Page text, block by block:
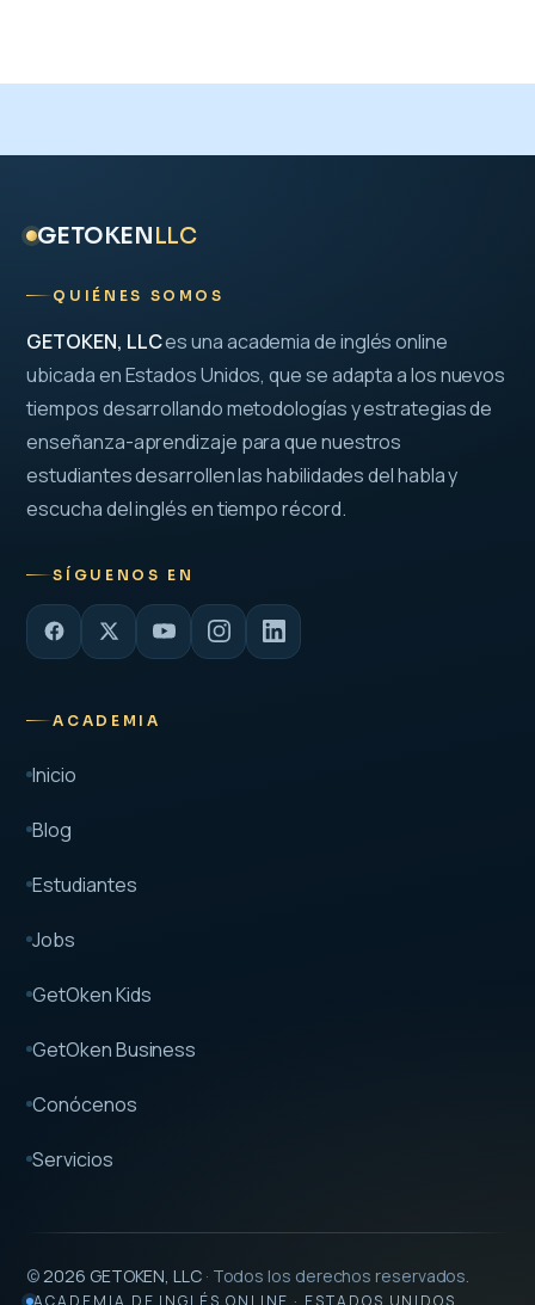
GETOKENLLC
QUIÉNES SOMOS
GETOKEN, LLCes una academia de inglés online
ubicada en Estados Unidos, que se adapta a los nuevos
tiempos desarrollando metodologías y estrategias de
enseñanza-aprendizaje para que nuestros
estudiantes desarrollen las habilidades del habla y
escucha del inglés en tiempo récord.
SÍGUENOS EN
ACADEMIA
Inicio
Blog
Estudiantes
Jobs
GetOken Kids
GetOken Business
Conócenos
Servicios
© 2026 GETOKEN, LLC· Todos los derechos reservados.
ACADEMIA DE INGLÉS ONLINE · ESTADOS UNIDOS